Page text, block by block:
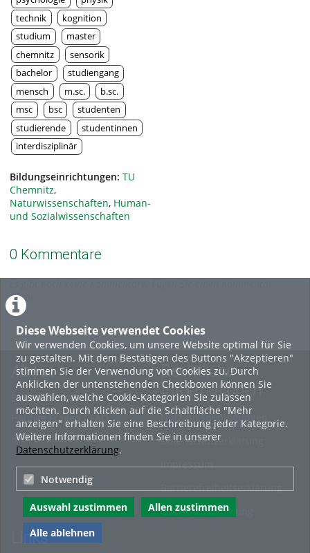
Diese Webseite verwendet Cookies
Wir verwenden Cookies, um unsere Website optimal für Sie
zu gestalten. Mit dem Bestätigen des Buttons "Akzeptieren"
stimmen Sie der Verwendung von Cookies zu. Durch
Anklicken der untenstehenden Checkboxen können Sie
auswählen, welche Cookie-Kategorien Sie zulassen
möchten. Durch Klicken auf die Schaltfläche "Mehr
anzeigen" erhalten Sie eine Beschreibung jeder Kategorie.
Weitere Informationen finden Sie in unserer
Datenschutzerklärung.
Notwendig
Auswahl zustimmen
Allen zustimmen
Alle ablehnen
technik
kognition
studium
master
chemnitz
sensorik
bachelor
studiengang
mensch
m.sc.
b.sc.
msc
bsc
studenten
studierende
studentinnen
interdisziplinär
Bildungseinrichtungen: TU
Chemnitz,
Naturwissenschaften, Human-
und Sozialwissenschaften
0 Kommentare
hinzu.
About
Erste Schritte
Häufige Fragen - FAQ
Betriebsstatus
Rechtliche
Informationen
Nutzungsbedingungen
Datenschutzerklärung
Impressum
Barrierefreiheitserklärung
Cookie-Zustimmung
Links